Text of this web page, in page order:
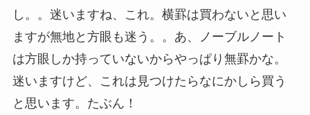
し。。迷いますね、これ。横罫は買わないと思い
ますが無地と方眼も迷う。。あ、ノーブルノート
は方眼しか持っていないからやっぱり無罫かな。
迷いますけど、これは見つけたらなにかしら買う
と思います。たぶん！